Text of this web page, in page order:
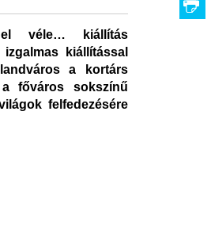
véle… kiállítás
kiállítással
a kortárs
a főváros sokszínű
felfedezésére